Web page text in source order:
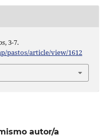
, 3-7.
pastos/article/view/1612
autor/a